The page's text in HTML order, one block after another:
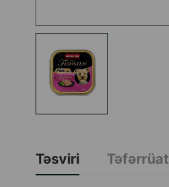
Təsviri Təfərrüat